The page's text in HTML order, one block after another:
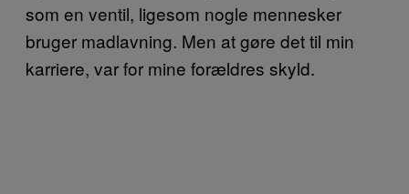
som en ventil, ligesom nogle mennesker
bruger madlavning. Men at gøre det til min
karriere, var for mine forældres skyld.